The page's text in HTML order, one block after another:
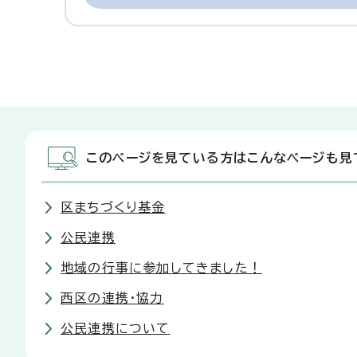
このページを見ている方はこんなページも見
区まちづくり基金
公民連携
地域の行事に参加してきました！
西区の連携・協力
公民連携について